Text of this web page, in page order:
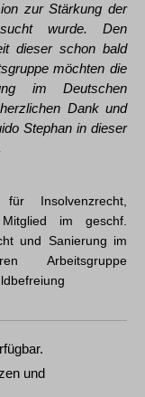
zur Stärkung der
wurde. Den
dieser schon bald
möchten die
im Deutschen
Dank und
Stephan in dieser
Insolvenzrecht,
im geschf.
und Sanierung im
Arbeitsgruppe
und